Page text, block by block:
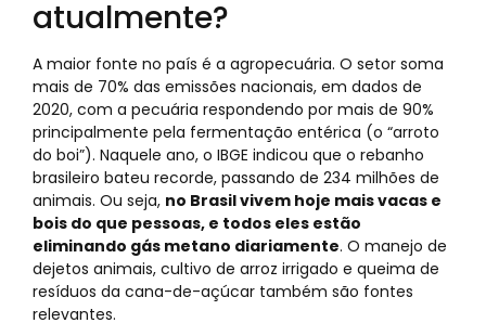
atualmente?
A maior fonte no país é a agropecuária. O setor soma
mais de 70% das emissões nacionais, em dados de
2020, com a pecuária respondendo por mais de 90%
principalmente pela fermentação entérica (o “arroto
do boi”). Naquele ano, o IBGE indicou que o rebanho
brasileiro bateu recorde, passando de 234 milhões de
animais. Ou seja, no Brasil vivem hoje mais vacas e
bois do que pessoas, e todos eles estão
eliminando gás metano diariamente. O manejo de
dejetos animais, cultivo de arroz irrigado e queima de
resíduos da cana-de-açúcar também são fontes
relevantes.